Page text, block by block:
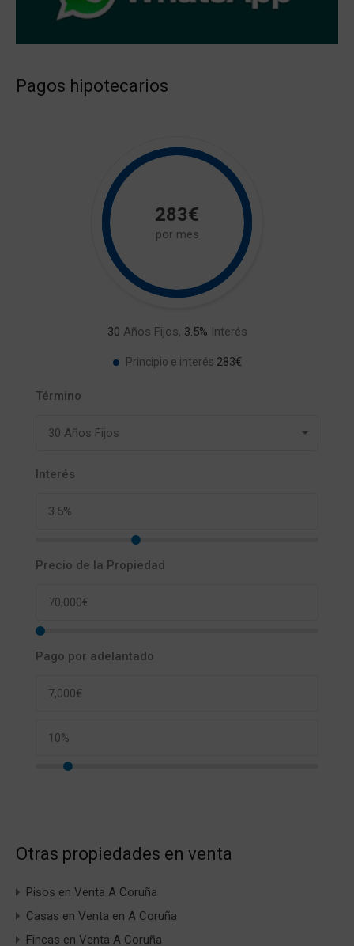
Pagos hipotecarios
283€
por mes
30 Años Fijos, 3.5% Interés
Principio e interés 283€
Término
30 Años Fijos
Interés
Precio de la Propiedad
Pago por adelantado
Otras propiedades en venta
Pisos en Venta A Coruña
Casas en Venta en A Coruña
Fincas en Venta A Coruña